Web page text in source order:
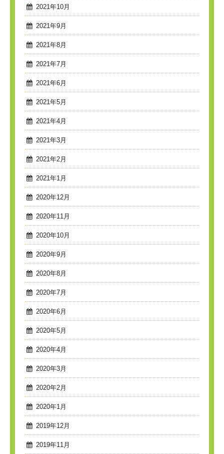
2021年10月
2021年9月
2021年8月
2021年7月
2021年6月
2021年5月
2021年4月
2021年3月
2021年2月
2021年1月
2020年12月
2020年11月
2020年10月
2020年9月
2020年8月
2020年7月
2020年6月
2020年5月
2020年4月
2020年3月
2020年2月
2020年1月
2019年12月
2019年11月